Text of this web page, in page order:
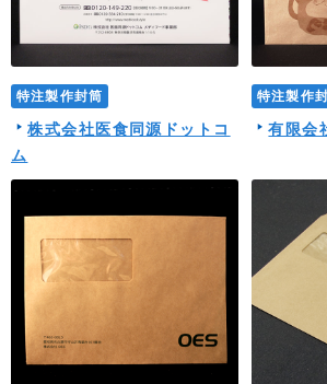
特注製作封筒
株式会社医食同源ドットコ
ム
特注製作
有限会